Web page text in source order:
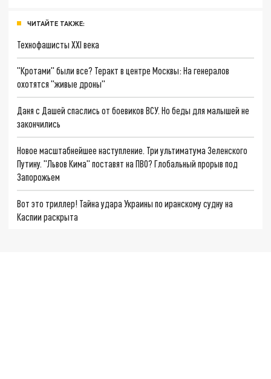
ЧИТАЙТЕ ТАКЖЕ:
Технофашисты XXI века
"Кротами" были все? Теракт в центре Москвы: На генералов
охотятся "живые дроны"
Даня с Дашей спаслись от боевиков ВСУ. Но беды для малышей не
закончились
Новое масштабнейшее наступление. Три ультиматума Зеленского
Путину. "Львов Кима" поставят на ПВО? Глобальный прорыв под
Запорожьем
Вот это триллер! Тайна удара Украины по иранскому судну на
Каспии раскрыта